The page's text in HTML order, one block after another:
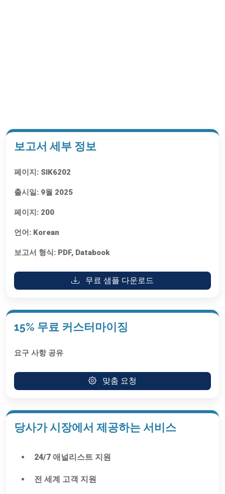
보고서 세부 정보
페이지: SIK6202
출시일: 9월 2025
페이지: 200
언어: Korean
보고서 형식: PDF, Databook
무료 샘플 다운로드
15% 무료 커스터마이징
요구 사항 공유
맞춤 요청
당사가 시장에서 제공하는 서비스
24/7 애널리스트 지원
전 세계 고객 지원